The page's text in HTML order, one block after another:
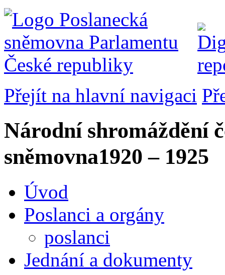
Přejít na hlavní navigaci
Národní shromáždění
sněmovna1920 – 1925
Úvod
Poslanci a orgány
poslanci
Jednání a dokumenty